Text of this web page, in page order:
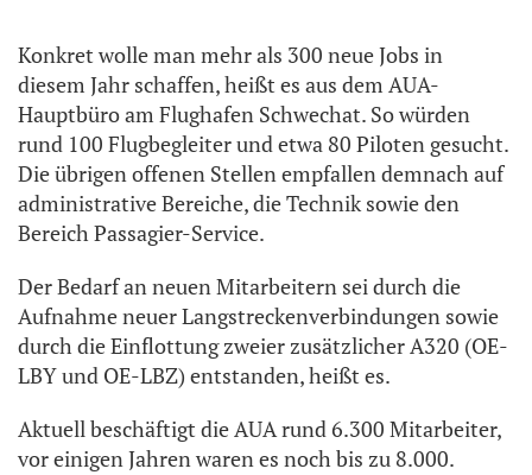
Konkret wolle man mehr als 300 neue Jobs in
diesem Jahr schaffen, heißt es aus dem AUA-
Hauptbüro am Flughafen Schwechat. So würden
rund 100 Flugbegleiter und etwa 80 Piloten gesucht.
Die übrigen offenen Stellen empfallen demnach auf
administrative Bereiche, die Technik sowie den
Bereich Passagier-Service.
Der Bedarf an neuen Mitarbeitern sei durch die
Aufnahme neuer Langstreckenverbindungen sowie
durch die Einflottung zweier zusätzlicher A320 (OE-
LBY und OE-LBZ) entstanden, heißt es.
Aktuell beschäftigt die AUA rund 6.300 Mitarbeiter,
vor einigen Jahren waren es noch bis zu 8.000.